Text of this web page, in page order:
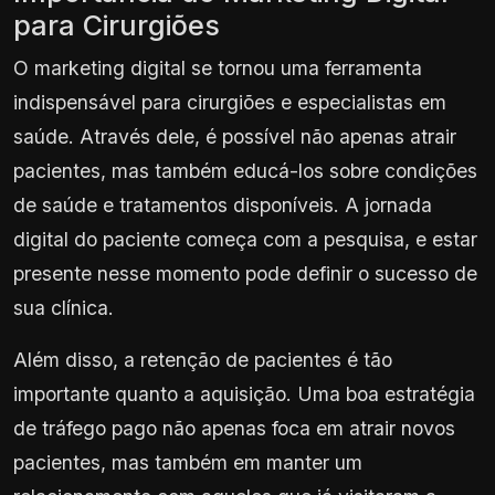
para Cirurgiões
O marketing digital se tornou uma ferramenta
indispensável para cirurgiões e especialistas em
saúde. Através dele, é possível não apenas atrair
pacientes, mas também educá-los sobre condições
de saúde e tratamentos disponíveis. A jornada
digital do paciente começa com a pesquisa, e estar
presente nesse momento pode definir o sucesso de
sua clínica.
Além disso, a retenção de pacientes é tão
importante quanto a aquisição. Uma boa estratégia
de tráfego pago não apenas foca em atrair novos
pacientes, mas também em manter um